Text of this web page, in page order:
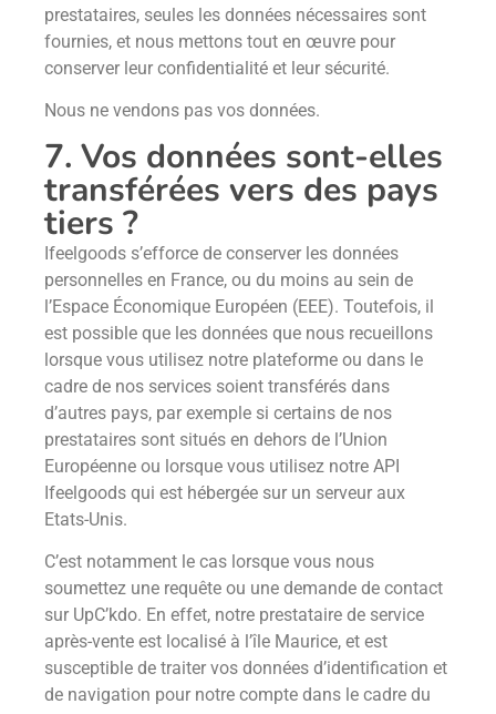
prestataires, seules les données nécessaires sont
fournies, et nous mettons tout en œuvre pour
conserver leur confidentialité et leur sécurité.
Nous ne vendons pas vos données.
7. Vos données sont-elles
transférées vers des pays
tiers ?
Ifeelgoods s’efforce de conserver les données
personnelles en France, ou du moins au sein de
l’Espace Économique Européen (EEE). Toutefois, il
est possible que les données que nous recueillons
lorsque vous utilisez notre plateforme ou dans le
cadre de nos services soient transférés dans
d’autres pays, par exemple si certains de nos
prestataires sont situés en dehors de l’Union
Européenne ou lorsque vous utilisez notre API
Ifeelgoods qui est hébergée sur un serveur aux
Etats-Unis.
C’est notamment le cas lorsque vous nous
soumettez une requête ou une demande de contact
sur UpC’kdo. En effet, notre prestataire de service
après-vente est localisé à l’île Maurice, et est
susceptible de traiter vos données d’identification et
de navigation pour notre compte dans le cadre du